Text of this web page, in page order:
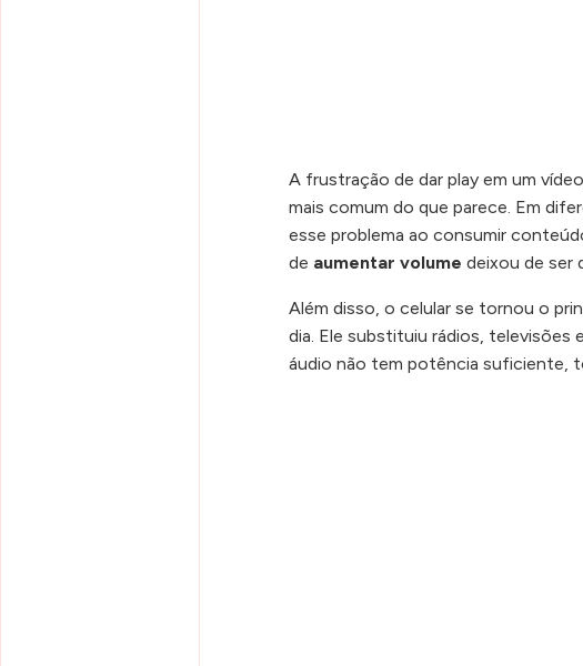
A frustração de dar play em um
mais comum do que parece. Em
esse problema ao consumir
de aumentar volume deixou de ser
Além disso, o celular se tornou o
dia. Ele substituiu rádios, televisões
áudio não tem potência suficiente,